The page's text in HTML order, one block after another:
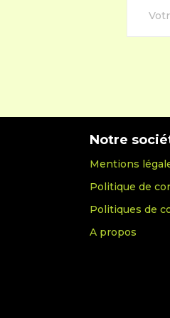
Notre
Mentions
Politique de
Politiques de
A propos